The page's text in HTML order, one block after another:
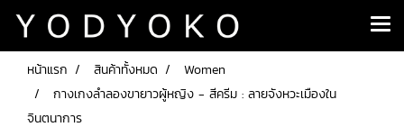
หน้าแรก สินค้าทั้งหมด
Women
กางเกงลำลองขายาวผู้หญิง - สีครีม : ลายจังหวะเมืองใน
จินตนาการ